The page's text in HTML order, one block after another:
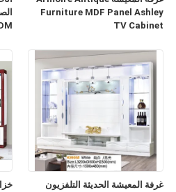
Furniture MDF Panel Ashley
TV Cabinet
غرفة المعيشة الحديثة التلفزيون